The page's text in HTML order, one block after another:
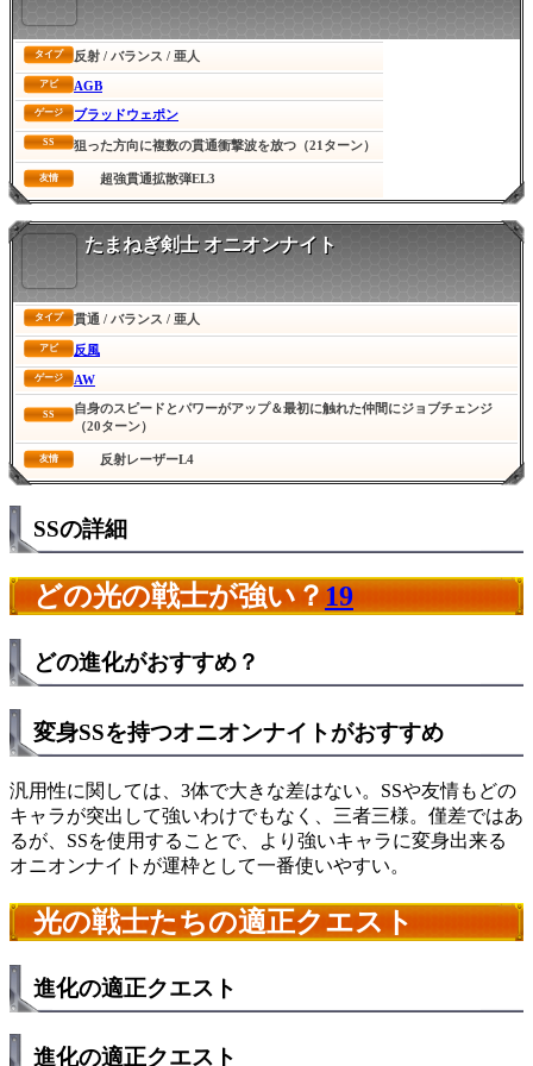
タイプ 反射 / バランス / 亜人
アビ AGB
ゲージ ブラッドウェポン
SS 狙った方向に複数の貫通衝撃波を放つ（21ターン）
友情 超強貫通拡散弾EL3
たまねぎ剣士 オニオンナイト
タイプ 貫通 / バランス / 亜人
アビ 反風
ゲージ AW
SS
自身のスピードとパワーがアップ＆最初に触れた仲間にジョブチェンジ
（20ターン）
友情 反射レーザーL4
SSの詳細
どの光の戦士が強い？19
どの進化がおすすめ？
変身SSを持つオニオンナイトがおすすめ
汎用性に関しては、3体で大きな差はない。SSや友情もどの
キャラが突出して強いわけでもなく、三者三様。僅差ではあ
るが、SSを使用することで、より強いキャラに変身出来る
オニオンナイトが運枠として一番使いやすい。
光の戦士たちの適正クエスト
進化の適正クエスト
進化の適正クエスト